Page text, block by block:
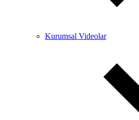
Kurumsal Videolar